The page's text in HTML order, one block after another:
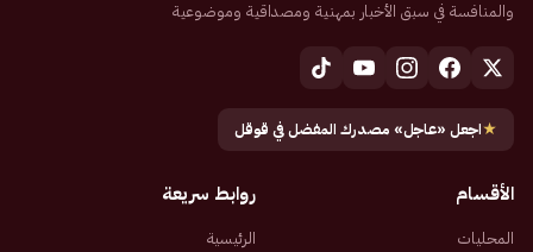
والمنافسة في سبق الأخبار بمهنية ومصداقية وموضوعية
★اجعل «عاجل» مصدرك المفضل في قوقل
الأقسام
المحليات
روابط سريعة
الرئيسية